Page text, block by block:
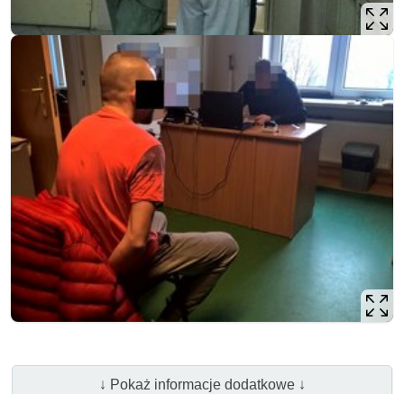
↓ Pokaż informacje dodatkowe ↓